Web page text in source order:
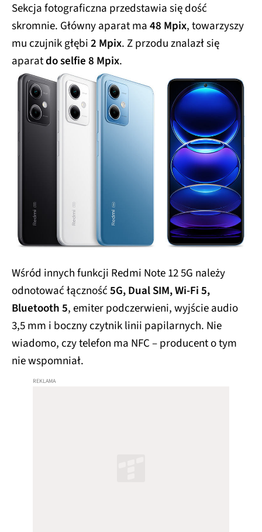
Sekcja fotograficzna przedstawia się dość
skromnie. Główny aparat ma48 Mpix, towarzyszy
mu czujnik głębi2 Mpix. Z przodu znalazł się
aparatdo selfie 8 Mpix.
Wśród innych funkcji Redmi Note 12 5G należy
odnotować łączność5G, Dual SIM, Wi-Fi 5,
Bluetooth 5, emiter podczerwieni, wyjście audio
3,5 mm i boczny czytnik linii papilarnych. Nie
wiadomo, czy telefon ma NFC – producent o tym
nie wspomniał.